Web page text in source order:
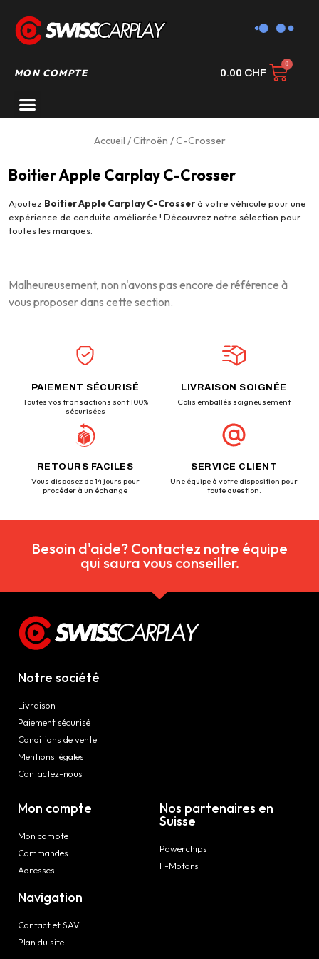
MON COMPTE 0.00 CHF
Accueil /Citroën / C-Crosser
Boitier Apple Carplay C-Crosser
Ajoutez Boitier Apple Carplay C-Crosserà votre véhicule pour une
expérience de conduite améliorée ! Découvrez notre sélection pour
toutes les marques.
Malheureusement, non n'avons pas encore de référence à
vous proposer dans cette section.
PAIEMENT SÉCURISÉ
Toutes vos transactions sont 100%
sécurisées
LIVRAISON SOIGNÉE
Colis emballés soigneusement
RETOURS FACILES
Vous disposez de 14 jours pour
procéder à un échange
SERVICE CLIENT
Une équipe à votre disposition pour
toute question.
Besoin d'aide? Contactez notre équipe
qui saura vous conseiller.
Notre société
Livraison
Paiement sécurisé
Conditions de vente
Mentions légales
Contactez-nous
Mon compte
Mon compte
Commandes
Adresses
Navigation
Contact et SAV
Plan du site
Nos partenaires en
Suisse
Powerchips
F-Motors